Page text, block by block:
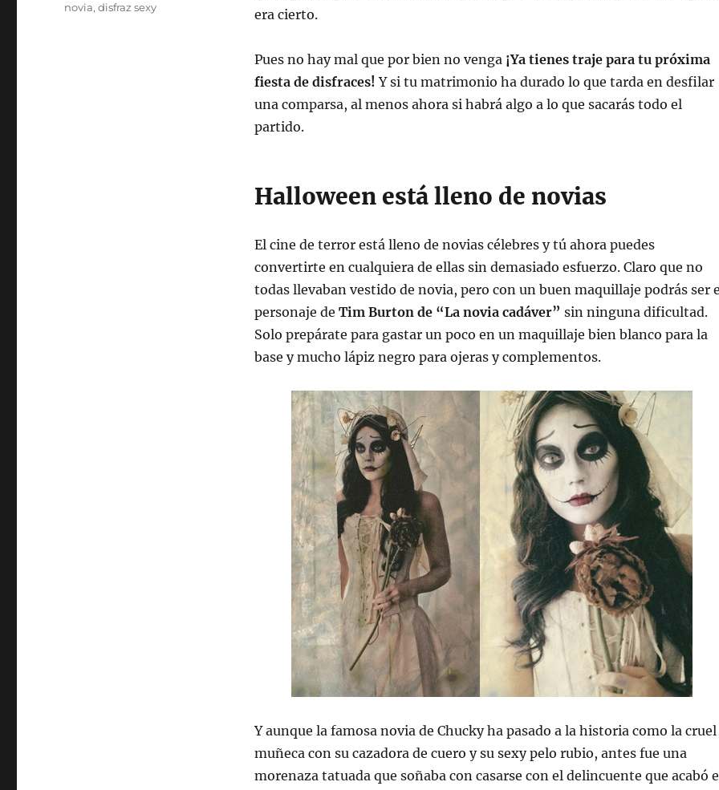
era cierto.
Pues no hay mal que por bien no venga¡Ya tienes traje para tu próxima
fiesta de disfraces! Y si tu matrimonio ha durado lo que tarda en desfilar
una comparsa, al menos ahora si habrá algo a lo que sacarás todo el
partido.
Halloween está lleno de novias
El cine de terror está lleno de novias célebres y tú ahora puedes
convertirte en cualquiera de ellas sin demasiado esfuerzo. Claro que no
todas llevaban vestido de novia, pero con un buen maquillaje podrás ser
personaje de Tim Burton de “La novia cadáver” sin ninguna dificultad.
Solo prepárate para gastar un poco en un maquillaje bien blanco para la
base y mucho lápiz negro para ojeras y complementos.
Y aunque la famosa novia de Chucky ha pasado a la historia como la cruel
muñeca con su cazadora de cuero y su sexy pelo rubio, antes fue una
morenaza tatuada que soñaba con casarse con el delincuente que acabó
novia,disfraz sexy